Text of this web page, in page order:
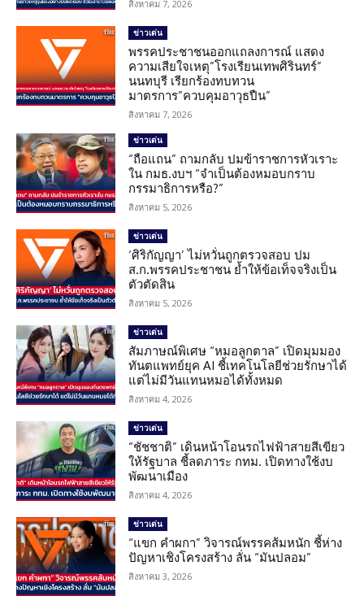
สิงหาคม 7, 2026
ข่าวเด่น
พรรคประชาชนออกแถลงการณ์ แสดง
ความเสียใจเหตุ”โรงเรียนเทพศิรินทร์”
นนทบุรี เรียกร้องทบทวน
มาตรการ”ควบคุมอาวุธปืน”
สิงหาคม 7, 2026
ข่าวเด่น
“ถือแถน” ถามกลับ ปมข้าราชการหัวเราะ
ใน กมธ.งบฯ “จำเป็นต้องหมอบกราบ
กรรมาธิการหรือ?”
สิงหาคม 5, 2026
ข่าวเด่น
‘ศิริกัญญา’ ไม่หวั่นถูกตรวจสอบ ปม
ส.ก.พรรคประชาชน ย้ำให้ข้อเท็จจริงเป็น
ตัวตัดสิน
สิงหาคม 5, 2026
ข่าวเด่น
สัมภาษณ์พิเศษ “หมอลูกตาล” เปิดมุมมอง
ทันตแพทย์ยุค AI ชี้เทคโนโลยีช่วยรักษาได้
แต่ไม่มีวันแทนหมอได้ทั้งหมด
สิงหาคม 4, 2026
ข่าวเด่น
“ชัชชาติ” เดินหน้าโอนรถไฟฟ้าสายสีเขียว
ให้รัฐบาล ชี้ลดภาระ กทม. เปิดทางใช้งบ
พัฒนาเมือง
สิงหาคม 4, 2026
ข่าวเด่น
“แขก คำผกา” วิจารณ์พรรคส้มหนัก ชี้ห่าง
ปัญหาเชิงโครงสร้าง ลั่น “มันปลอม”
สิงหาคม 3, 2026